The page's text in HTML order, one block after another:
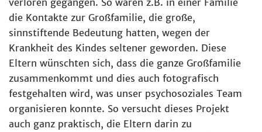
die Kontakte zur Großfamilie, die große,
sinnstiftende Bedeutung hatten, wegen der
Krankheit des Kindes seltener geworden. Diese
Eltern wünschten sich, dass die ganze Großfamilie
zusammenkommt und dies auch fotografisch
festgehalten wird, was unser psychosoziales Team
organisieren konnte. So versucht dieses Projekt
auch ganz praktisch, die Eltern darin zu